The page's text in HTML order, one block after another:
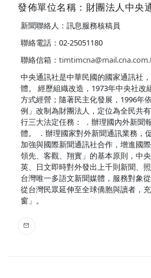
發佈單位名稱：財團法人中央
新聞聯絡人：訊息服務核稿員
聯絡電話：02-25051180
聯絡信箱：
中央通訊社是中華民國的國家通訊社
體。 經歷組織改造，1973年中央社改
方式經營；隨著民主化發展，1996年
例」改制為財團法人，定位為全民共
行三大法定任務： ．辦理國內外新聞
體。 ．辦理國家對外新聞通訊業務，
加強與國際新聞通訊社合作，增進國
領先、客觀、翔實」的基本原則，中
英、日文即時對外發出上千則新聞、
台灣唯一多語文新聞媒體，服務對象
從台灣民眾延伸至全球僑胞與讀者，
窗」。